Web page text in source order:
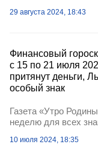
29 августа 2024, 18:43
Финансовый
с 15 по 21 июля
притянут деньги,
особый знак
Газета «Утро
неделю для всех
10 июля 2024, 18:35